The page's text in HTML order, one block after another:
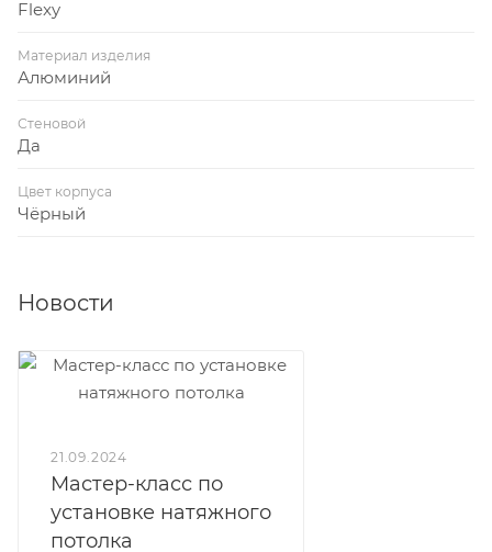
Flexy
Материал изделия
Алюминий
Стеновой
Да
Цвет корпуса
Чёрный
Новости
21.09.2024
Мастер-класс по
установке натяжного
потолка